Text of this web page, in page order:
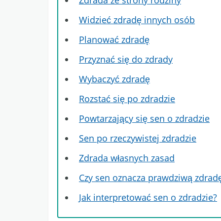
Widzieć zdradę innych osób
Planować zdradę
Przyznać się do zdrady
Wybaczyć zdradę
Rozstać się po zdradzie
Powtarzający się sen o zdradzie
Sen po rzeczywistej zdradzie
Zdrada własnych zasad
Czy sen oznacza prawdziwą
Jak interpretować sen o zdradzie?